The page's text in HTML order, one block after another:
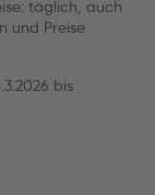
täglich, auch
und Preise
bis